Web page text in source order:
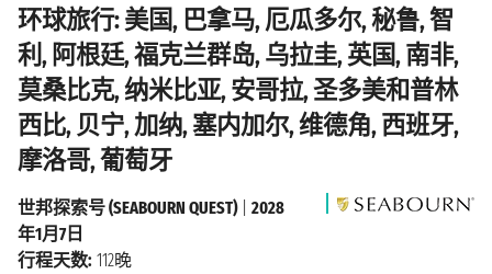
环球旅行: 美国, 巴拿马, 厄瓜多尔, 秘鲁, 智
利, 阿根廷, 福克兰群岛, 乌拉圭, 英国, 南非,
莫桑比克, 纳米比亚, 安哥拉, 圣多美和普林
西比, 贝宁, 加纳, 塞内加尔, 维德角, 西班牙,
摩洛哥, 葡萄牙
世邦探索号 (SEABOURN QUEST)| 2028
年1月7日
行程天数: 112晚